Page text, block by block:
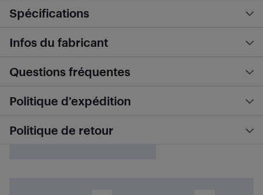
Spécifications
Infos du fabricant
Questions fréquentes
Politique d’expédition
Politique de retour